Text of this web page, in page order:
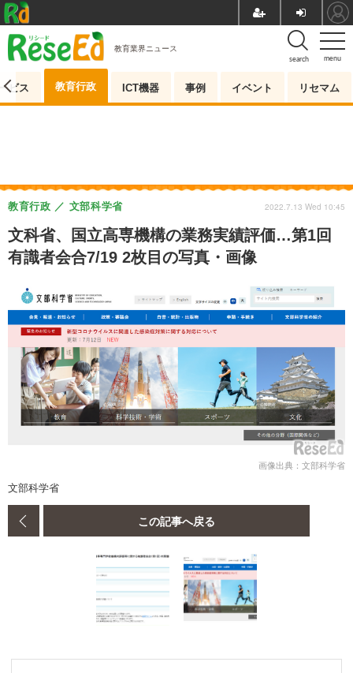
menu
search
教育業界ニュース
ビス 教育行政 ICT機器 事例 イベント リセマム
文科省、国立高専機構の業務実績評価…第1回
有識者会合7/19 2枚目の写真・画像
教育行政 文部科学省 2022.7.13 Wed 10:45
画像出典：文部科学省
文部科学省
この記事へ戻る